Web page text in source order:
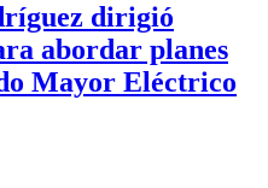
dirigió
abordar planes
Mayor Eléctrico